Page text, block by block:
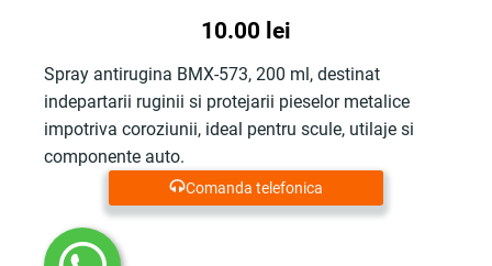
10.00 lei
Spray antirugina BMX-573, 200 ml, destinat
indepartarii ruginii si protejarii pieselor metalice
impotriva coroziunii, ideal pentru scule, utilaje si
componente auto.
Comanda telefonica